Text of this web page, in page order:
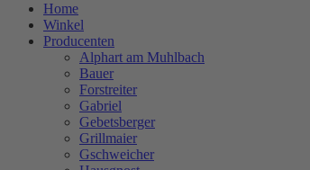
Home
Winkel
Producenten
Alphart am Muhlbach
Bauer
Forstreiter
Gabriel
Gebetsberger
Grillmaier
Gschweicher